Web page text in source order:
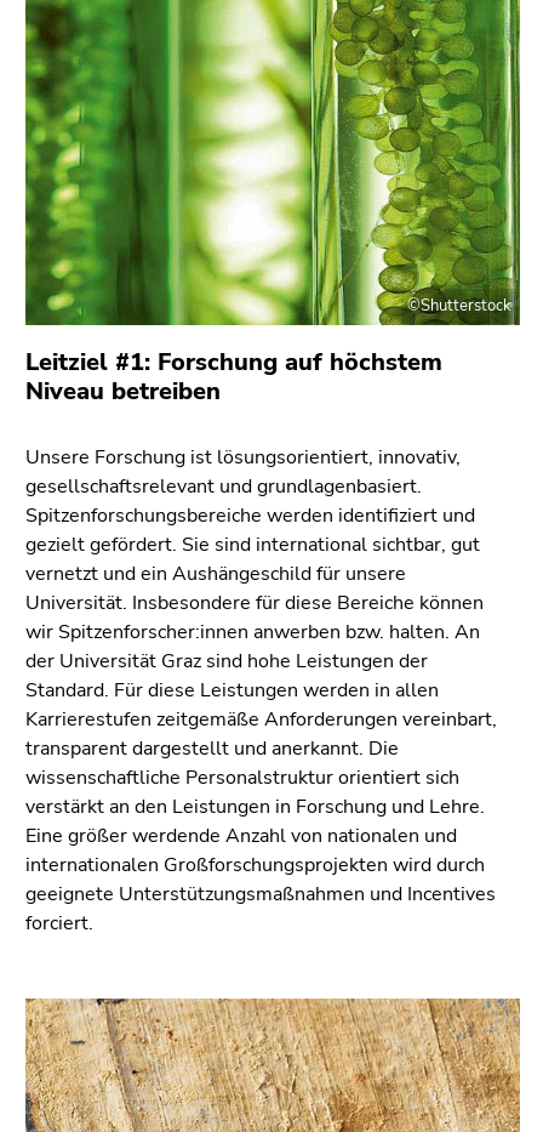
Leitziel #1: Forschung auf höchstem
Niveau betreiben
Unsere Forschung ist lösungsorientiert, innovativ,
gesellschaftsrelevant und grundlagenbasiert.
Spitzenforschungsbereiche werden identifiziert und
gezielt gefördert. Sie sind international sichtbar, gut
vernetzt und ein Aushängeschild für unsere
Universität. Insbesondere für diese Bereiche können
wir Spitzenforscher:innen anwerben bzw. halten. An
der Universität Graz sind hohe Leistungen der
Standard. Für diese Leistungen werden in allen
Karrierestufen zeitgemäße Anforderungen vereinbart,
transparent dargestellt und anerkannt. Die
wissenschaftliche Personalstruktur orientiert sich
verstärkt an den Leistungen in Forschung und Lehre.
Eine größer werdende Anzahl von nationalen und
internationalen Großforschungsprojekten wird durch
geeignete Unterstützungsmaßnahmen und Incentives
forciert.
©Shutterstock